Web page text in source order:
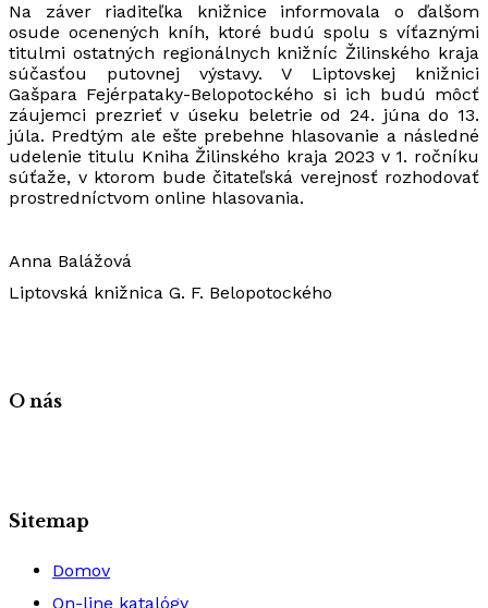
Na záver riaditeľka knižnice informovala o ďalšom
osude ocenených kníh, ktoré budú spolu s víťaznými
titulmi ostatných regionálnych knižníc Žilinského kraja
súčasťou putovnej výstavy. V Liptovskej knižnici
Gašpara Fejérpataky-Belopotockého si ich budú môcť
záujemci prezrieť v úseku beletrie od 24. júna do 13.
júla. Predtým ale ešte prebehne hlasovanie a následné
udelenie titulu Kniha Žilinského kraja 2023 v 1. ročníku
súťaže, v ktorom bude čitateľská verejnosť rozhodovať
prostredníctvom online hlasovania.
Anna Balážová
Liptovská knižnica G. F. Belopotockého
O nás
Sitemap
Domov
On-line katalógy